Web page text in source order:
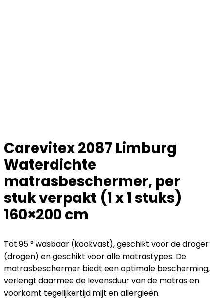
Carevitex 2087 Limburg
Waterdichte
matrasbeschermer, per
stuk verpakt (1 x 1 stuks)
160×200 cm
Tot 95 ° wasbaar (kookvast), geschikt voor de droger
(drogen) en geschikt voor alle matrastypes. De
matrasbeschermer biedt een optimale bescherming,
verlengt daarmee de levensduur van de matras en
voorkomt tegelijkertijd mijt en allergieën.